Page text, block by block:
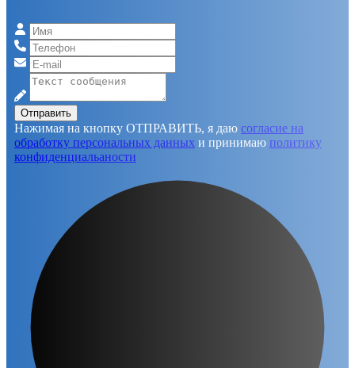
Отправить
Нажимая на кнопку ОТПРАВИТЬ, я даю согласие на
обработку персональных данных и принимаю политику
конфиденциальаности